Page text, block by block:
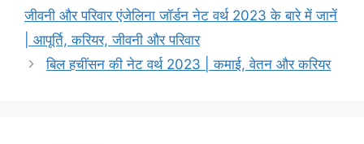
जीवनी और परिवार एंजेलिना जॉर्डन नेट वर्थ 2023 के बारे में जानें
| आपूर्ति, करियर, जीवनी और परिवार
बिल हचींसन की नेट वर्थ 2023 | कमाई, वेतन और करियर